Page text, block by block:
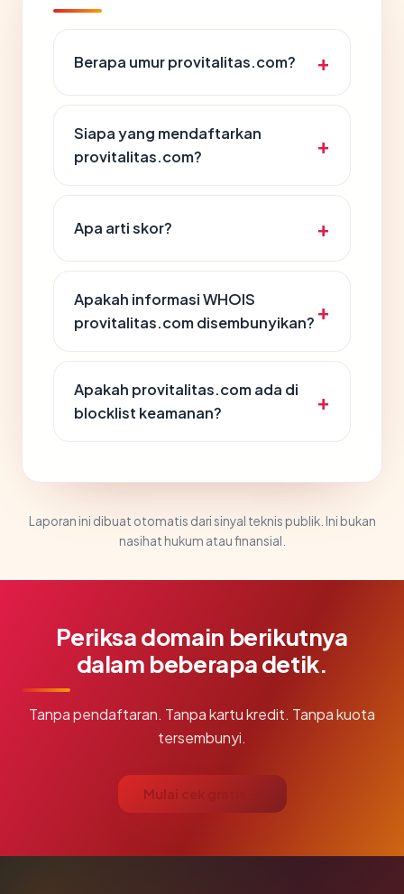
Berapa umur provitalitas.com?
Siapa yang mendaftarkan
provitalitas.com?
Apa arti skor?
Apakah informasi WHOIS
provitalitas.com disembunyikan?
Apakah provitalitas.com ada di
blocklist keamanan?
Laporan ini dibuat otomatis dari sinyal teknis publik. Ini bukan
nasihat hukum atau finansial.
Periksa domain berikutnya
dalam beberapa detik.
Tanpa pendaftaran. Tanpa kartu kredit. Tanpa kuota
tersembunyi.
Mulai cek gratis →